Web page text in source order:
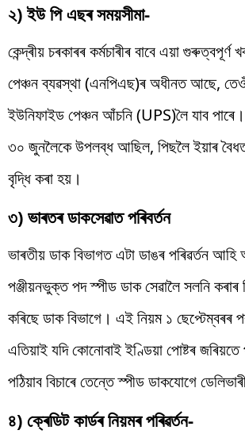
২) ইউ পি এছৰ সময়সীমা-
কেন্দ্ৰীয় চৰকাৰৰ কৰ্মচাৰীৰ বাবে এয়া গুৰুত্বপূৰ্ণ
পেঞ্চন ব্যৱস্থা (এনপিএছ)ৰ অধীনত আছে,
ইউনিফাইড পেঞ্চন আঁচনি (UPS)লৈ যাব
৩০ জুনলৈকে উপলব্ধ আছিল, পিছলৈ ইয়াৰ
বৃদ্ধি কৰা হয়।
৩) ভাৰতৰ ডাকসেৱাত পৰিবৰ্তন
ভাৰতীয় ডাক বিভাগত এটা ডাঙৰ পৰিৱৰ্তন
পঞ্জীয়নভুক্ত পদ স্পীড ডাক সেৱালৈ সলনি কৰাৰ
কৰিছে ডাক বিভাগে। এই নিয়ম ১ ছেপ্টেম্বৰৰ
এতিয়াই যদি কোনোবাই ইণ্ডিয়া পোষ্টৰ
পঠিয়াব বিচাৰে তেন্তে স্পীড ডাকযোগে
৪) ক্ৰেডিট কাৰ্ডৰ নিয়মৰ পৰিৱৰ্তন-